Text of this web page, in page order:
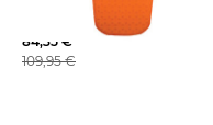
"Camp Mat Self Inflating"
84,35 €
109,95 €